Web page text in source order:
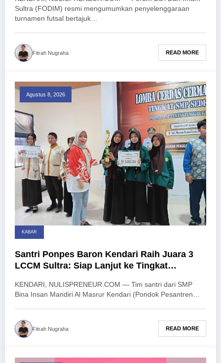
Sultra (FODIM) resmi mengumumkan penyelenggaraan
turnamen futsal bertajuk…
Fitrah Nugraha READ MORE
Agustus 8, 2026
KABAR
Santri Ponpes Baron Kendari Raih Juara 3
LCCM Sultra: Siap Lanjut ke Tingkat
KENDARI, NULISPRENEUR.COM — Tim santri dari SMP
Bina Insan Mandiri Al Masrur Kendari (Pondok Pesantren…
Fitrah Nugraha READ MORE